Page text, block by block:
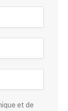
et de